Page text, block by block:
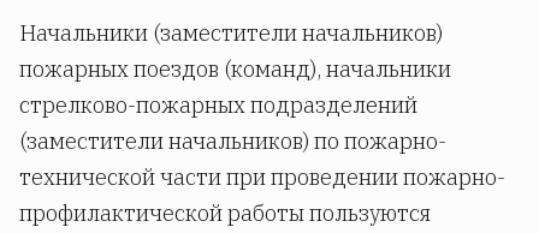
Начальники (заместители начальников)
пожарных поездов (команд), начальники
стрелково-пожарных подразделений
(заместители начальников) по пожарно-
технической части при проведении пожарно-
профилактической работы пользуются